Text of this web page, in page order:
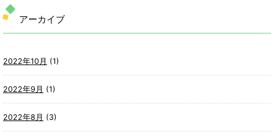
アーカイブ
2022年10月 (1)
2022年9月 (1)
2022年8月 (3)